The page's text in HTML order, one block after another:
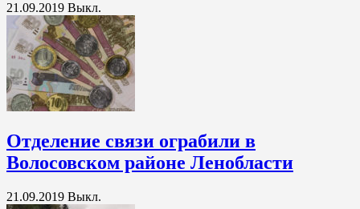
21.09.2019 Выкл.
Отделение связи ограбили в
Волосовском районе Ленобласти
21.09.2019 Выкл.